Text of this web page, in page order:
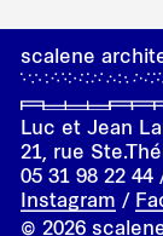
scalene
Luc et Jean
21, rue Ste.
05 31 98 22
Instagram /
© 2026